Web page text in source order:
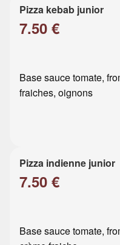
Pizza kebab junior
7.50 €
Base sauce tomate,
fraiches, oignons
Pizza indienne junior
7.50 €
Base sauce tomate,